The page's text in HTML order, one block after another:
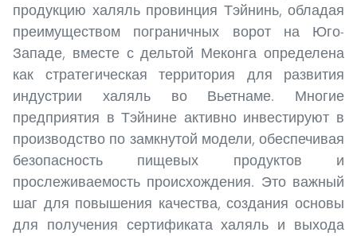
продукцию халяль провинция Тэйнинь, обладая
преимуществом пограничных ворот на Юго-
Западе, вместе с дельтой Меконга определена
как стратегическая территория для развития
индустрии халяль во Вьетнаме. Многие
предприятия в Тэйнине активно инвестируют в
производство по замкнутой модели, обеспечивая
безопасность пищевых продуктов и
прослеживаемость происхождения. Это важный
шаг для повышения качества, создания основы
для получения сертификата халяль и выхода